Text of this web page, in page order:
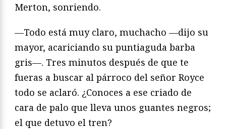
Merton, sonriendo.
—Todo está muy claro, muchacho —dijo su
mayor, acariciando su puntiaguda barba
gris—. Tres minutos después de que te
fueras a buscar al párroco del señor Royce
todo se aclaró. ¿Conoces a ese criado de
cara de palo que lleva unos guantes negros;
el que detuvo el tren?